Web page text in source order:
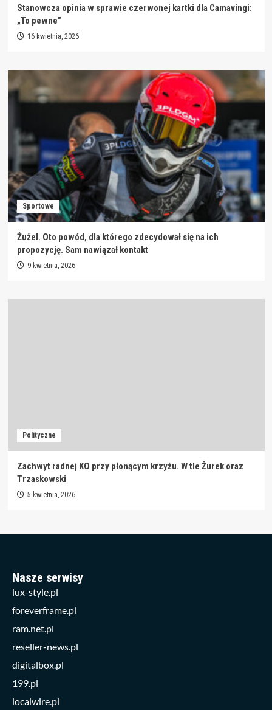
Stanowcza opinia w sprawie czerwonej kartki dla Camavingi:
„To pewne”
16 kwietnia, 2026
Sportowe
Żużel. Oto powód, dla którego zdecydował się na ich
propozycję. Sam nawiązał kontakt
9 kwietnia, 2026
Polityczne
Zachwyt radnej KO przy płonącym krzyżu. W tle Żurek oraz
Trzaskowski
5 kwietnia, 2026
Nasze serwisy
lux-style.pl
foreverframe.pl
ram.net.pl
reseller-news.pl
digitalbox.pl
199.pl
localwire.pl